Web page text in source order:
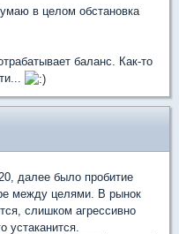
в целом обстановка
баланс. Как-то
далее было пробитие
между целями. В рынок
слишком агрессивно
устаканится.